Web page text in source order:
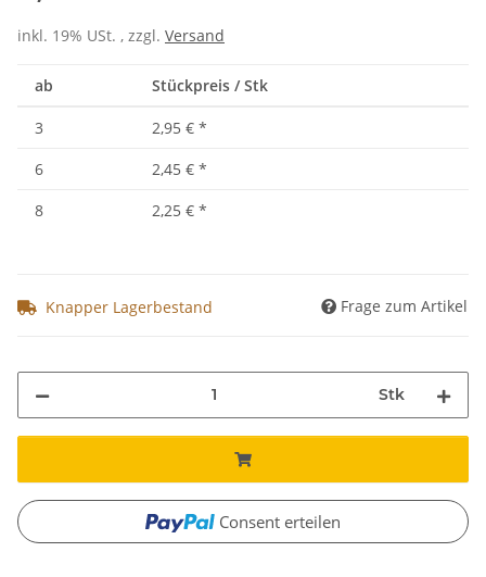
inkl. 19% USt. , zzgl. Versand
ab Stückpreis / Stk
3 2,95 € *
6
2,45 € *
8
2,25 € *
Knapper Lagerbestand Frage zum Artikel
Stk
Consent erteilen